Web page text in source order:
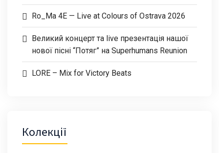
Ro_Ma 4E — Live at Colours of Ostrava 2026
Великий концерт та live презентація нашої
нової пісні “Потяг” на Superhumans Reunion
LORE – Mix for Victory Beats
Колекції